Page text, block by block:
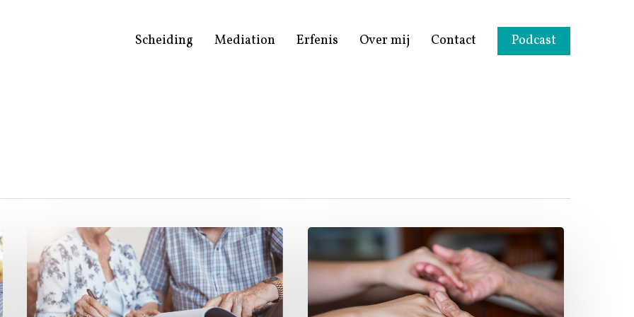
Scheiding Mediation Erfenis Over mij Contact Podcast